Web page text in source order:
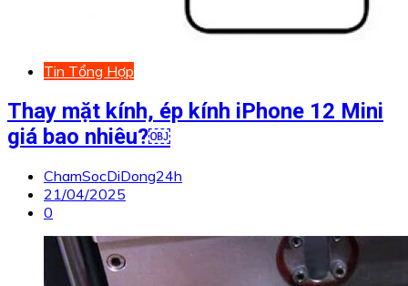
Tin Tổng Hợp
Thay mặt kính, ép kính iPhone 12 Mini
giá bao nhiêu?￼
ChamSocDiDong24h
21/04/2025
0